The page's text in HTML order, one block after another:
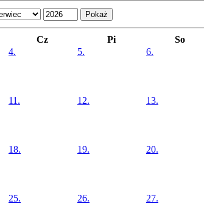
Cz Pi So
4. 5. 6.
11. 12. 13.
18. 19. 20.
25. 26. 27.